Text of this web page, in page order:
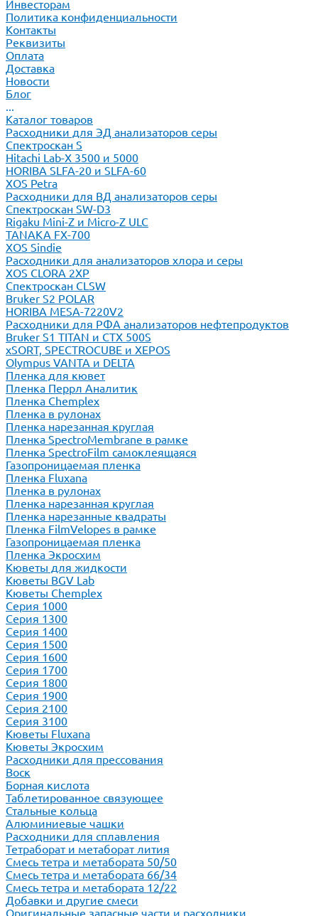
Инвесторам
Политика конфиденциальности
Контакты
Реквизиты
Оплата
Доставка
Новости
Блог
...
Каталог товаров
Расходники для ЭД анализаторов серы
Спектроскан S
Hitachi Lab-X 3500 и 5000
HORIBA SLFA-20 и SLFA-60
XOS Petra
Расходники для ВД анализаторов серы
Спектроскан SW-D3
Rigaku Mini-Z и Micro-Z ULC
TANAKA FX-700
XOS Sindie
Расходники для анализаторов хлора и серы
XOS CLORA 2XP
Спектроскан CLSW
Bruker S2 POLAR
HORIBA MESA-7220V2
Расходники для РФА анализаторов нефтепродуктов
Bruker S1 TITAN и CTX 500S
xSORT, SPECTROCUBE и XEPOS
Olympus VANTA и DELTA
Пленка для кювет
Пленка Перрл Аналитик
Пленка Chemplex
Пленка в рулонах
Пленка нарезанная круглая
Пленка SpectroMembrane в рамке
Пленка SpectroFilm самоклеящаяся
Газопроницаемая пленка
Пленка Fluxana
Пленка в рулонах
Пленка нарезанная круглая
Пленка нарезанные квадраты
Пленка FilmVelopes в рамке
Газопроницаемая пленка
Пленка Экросхим
Кюветы для жидкости
Кюветы BGV Lab
Кюветы Chemplex
Серия 1000
Серия 1300
Серия 1400
Серия 1500
Серия 1600
Серия 1700
Серия 1800
Серия 1900
Серия 2100
Серия 3100
Кюветы Fluxana
Кюветы Экросхим
Расходники для прессования
Воск
Борная кислота
Таблетированное связующее
Стальные кольца
Алюминиевые чашки
Расходники для сплавления
Тетраборат и метаборат лития
Смесь тетра и метабората 50/50
Смесь тетра и метабората 66/34
Смесь тетра и метабората 12/22
Добавки и другие смеси
Оригинальные запасные части и расходники